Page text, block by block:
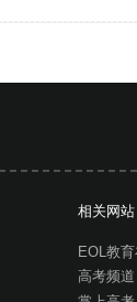
相关网站
EOL教
高考频道